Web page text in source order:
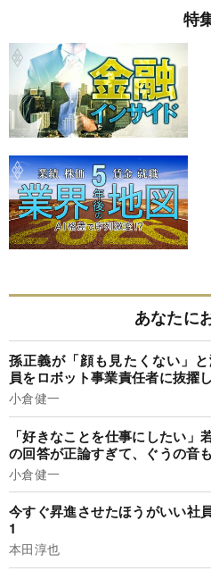
特
あなたに
孫正義が「顔も見たくない」
員をロボット事業責任者に抜擢
小倉健一
「好きなことを仕事にしたい」
の回答が正論すぎて、ぐうの音
小倉健一
今すぐ昇進させたほうがいい社
1
本田淳也